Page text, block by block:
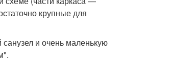
крупные для
и очень маленькую